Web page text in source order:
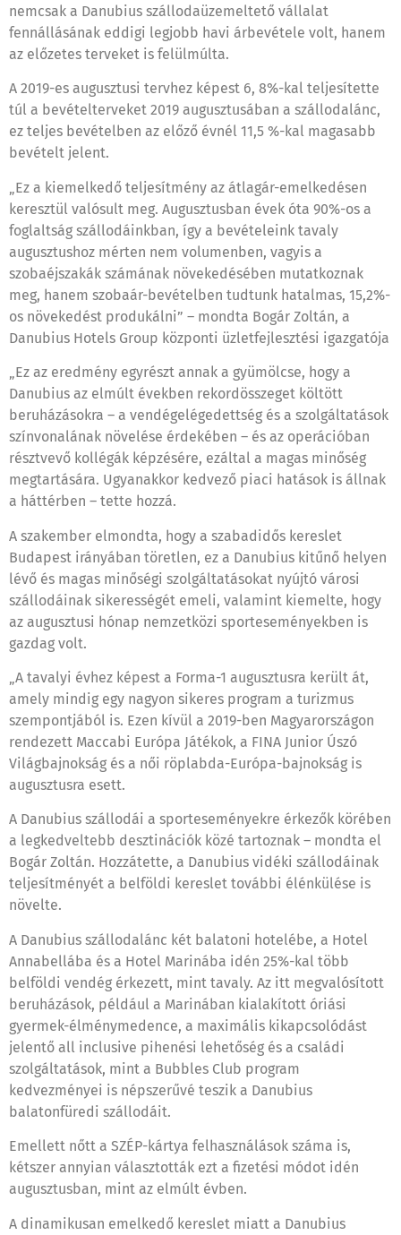
nemcsak a Danubius szállodaüzemeltető vállalat
fennállásának eddigi legjobb havi árbevétele volt, hanem
az előzetes terveket is felülmúlta.
A 2019-es augusztusi tervhez képest 6, 8%-kal teljesítette
túl a bevételterveket 2019 augusztusában a szállodalánc,
ez teljes bevételben az előző évnél 11,5 %-kal magasabb
bevételt jelent.
„Ez a kiemelkedő teljesítmény az átlagár-emelkedésen
keresztül valósult meg. Augusztusban évek óta 90%-os a
foglaltság szállodáinkban, így a bevételeink tavaly
augusztushoz mérten nem volumenben, vagyis a
szobaéjszakák számának növekedésében mutatkoznak
meg, hanem szobaár-bevételben tudtunk hatalmas, 15,2%-
os növekedést produkálni” – mondta Bogár Zoltán, a
Danubius Hotels Group központi üzletfejlesztési igazgatója
„Ez az eredmény egyrészt annak a gyümölcse, hogy a
Danubius az elmúlt években rekordösszeget költött
beruházásokra – a vendégelégedettség és a szolgáltatások
színvonalának növelése érdekében – és az operációban
résztvevő kollégák képzésére, ezáltal a magas minőség
megtartására. Ugyanakkor kedvező piaci hatások is állnak
a háttérben – tette hozzá.
A szakember elmondta, hogy a szabadidős kereslet
Budapest irányában töretlen, ez a Danubius kitűnő helyen
lévő és magas minőségi szolgáltatásokat nyújtó városi
szállodáinak sikerességét emeli, valamint kiemelte, hogy
az augusztusi hónap nemzetközi sporteseményekben is
gazdag volt.
„A tavalyi évhez képest a Forma-1 augusztusra került át,
amely mindig egy nagyon sikeres program a turizmus
szempontjából is. Ezen kívül a 2019-ben Magyarországon
rendezett Maccabi Európa Játékok, a FINA Junior Úszó
Világbajnokság és a női röplabda-Európa-bajnokság is
augusztusra esett.
A Danubius szállodái a sporteseményekre érkezők körében
a legkedveltebb desztinációk közé tartoznak – mondta el
Bogár Zoltán. Hozzátette, a Danubius vidéki szállodáinak
teljesítményét a belföldi kereslet további élénkülése is
növelte.
A Danubius szállodalánc két balatoni hotelébe, a Hotel
Annabellába és a Hotel Marinába idén 25%-kal több
belföldi vendég érkezett, mint tavaly. Az itt megvalósított
beruházások, például a Marinában kialakított óriási
gyermek-élménymedence, a maximális kikapcsolódást
jelentő all inclusive pihenési lehetőség és a családi
szolgáltatások, mint a Bubbles Club program
kedvezményei is népszerűvé teszik a Danubius
balatonfüredi szállodáit.
Emellett nőtt a SZÉP-kártya felhasználások száma is,
kétszer annyian választották ezt a fizetési módot idén
augusztusban, mint az elmúlt évben.
A dinamikusan emelkedő kereslet miatt a Danubius